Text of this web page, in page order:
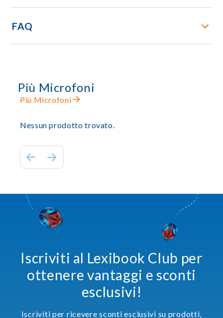
FAQ
Più Microfoni
Più Microfoni
Nessun prodotto trovato.
Iscriviti al Lexibook Club per
ottenere vantaggi e sconti
esclusivi!
Iscriviti per ricevere sconti esclusivi su prodotti,